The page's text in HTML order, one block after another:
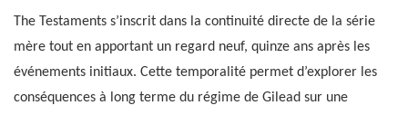
The Testaments s’inscrit dans la continuité directe de la série
mère tout en apportant un regard neuf, quinze ans après les
événements initiaux. Cette temporalité permet d’explorer les
conséquences à long terme du régime de Gilead sur une